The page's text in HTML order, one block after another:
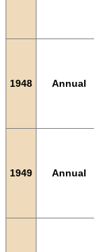
1948 Annual
1949 Annual